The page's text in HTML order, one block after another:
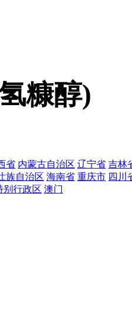
糠醇)
省 内蒙古自治区 辽宁省 吉林
族自治区 海南省 重庆市 四川
别行政区 澳门